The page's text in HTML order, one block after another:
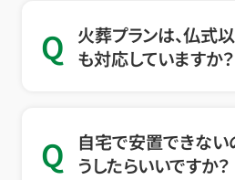
Q
火葬プランは、仏式
も対応していますか？
Q
自宅で安置できない
うしたらいいですか？